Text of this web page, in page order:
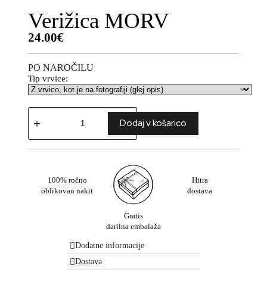
Verižica MORV
24.00€
PO NAROČILU
Tip vrvice:
Dodaj v košarico
100% ročno
oblikovan nakit
Gratis
darilna embalaža
Hitra
dostava
Dodatne informacije
Dostava